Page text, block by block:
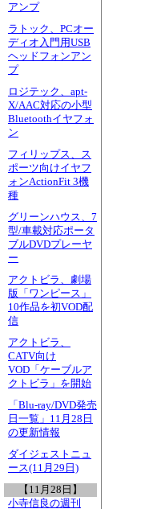
アンプ
ラトック、PCオー
ディオ入門用USB
ヘッドフォンアン
プ
ロジテック、apt-
X/AAC対応の小型
Bluetoothイヤフォ
ン
フィリップス、ス
ポーツ向けイヤフ
ォンActionFit 3機
種
グリーンハウス、7
型/車載対応ポータ
ブルDVDプレーヤ
ー
アクトビラ、劇場
版「ワンピース」
10作品を初VOD配
信
アクトビラ、
CATV向け
VOD「ケーブルア
クトビラ」を開始
「Blu-ray/DVD発売
日一覧」11月28日
の更新情報
ダイジェストニュ
ース(11月29日)
【11月28日】
小寺信良の週刊